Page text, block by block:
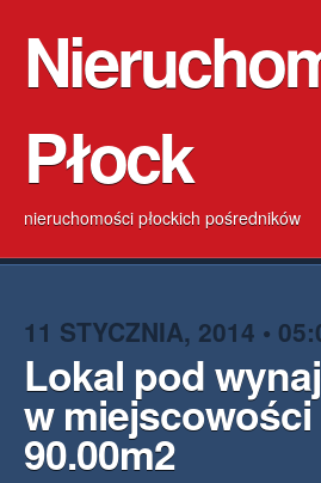
Płock
nieruchomości płockich pośredników
11 STYCZNIA, 2014 •
Lokal pod
w
90.00m2